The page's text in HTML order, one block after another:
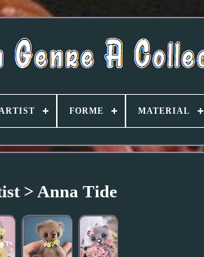
FORME MATERIAL
> Anna Tide